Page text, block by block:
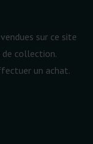
sur ce site
de collection.
un achat.